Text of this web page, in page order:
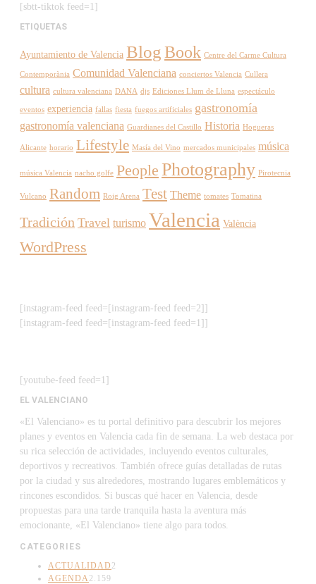
[sbtt-tiktok feed=1]
ETIQUETAS
Ayuntamiento de Valencia BlogBook Centre del Carme Cultura
Contemporània Comunidad Valenciana conciertos Valencia Cullera
cultura cultura valenciana DANA djs Ediciones Llum de Lluna espectáculo
eventos experiencia fallas fiesta fuegos artificiales gastronomía
gastronomía valenciana Guardianes del Castillo Historia Hogueras
Alicante horario Lifestyle Masía del Vino mercados municipales música
música Valencia nacho golfe People Photography Pirotecnia
Vulcano Random Roig Arena Test Theme tomates Tomatina
Tradición Travel turismo Valencia València
WordPress
[instagram-feed feed=[instagram-feed feed=2]]
[instagram-feed feed=[instagram-feed feed=1]]
[youtube-feed feed=1]
EL VALENCIANO
«El Valenciano» es tu portal definitivo para descubrir los mejores
planes y eventos en Valencia cada fin de semana. La web destaca por
su rica selección de actividades, incluyendo eventos culturales,
deportivos y recreativos. También ofrece guías detalladas de rutas
por la ciudad y sus alrededores, mostrando lugares emblemáticos y
rincones escondidos. Si buscas qué hacer en Valencia, desde
propuestas para una tarde tranquila hasta la aventura más
emocionante, «El Valenciano» tiene algo para todos.
CATEGORIES
ACTUALIDAD 2
AGENDA2.159